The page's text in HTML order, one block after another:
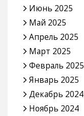
Июнь 2025
Май 2025
Апрель 2025
Март 2025
Февраль 2025
Январь 2025
Декабрь 2024
Ноябрь 2024